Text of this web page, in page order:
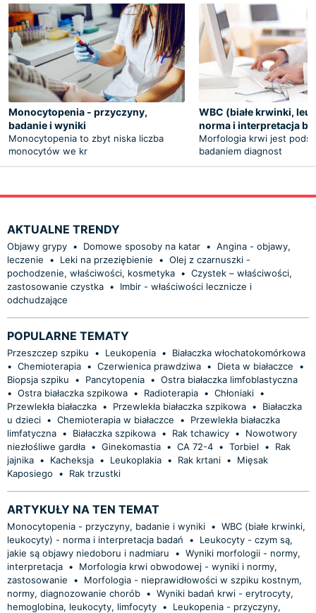
Monocytopenia - przyczyny,
badanie i wyniki
Monocytopenia to zbyt niska liczba
monocytów we kr
WBC (białe krwinki,
norma i interpretacja
Morfologia krwi jest
badaniem diagnost
AKTUALNE TRENDY
Objawy grypy • Domowe sposoby na katar • Angina - objawy,
leczenie
• Leki na przeziębienie • Olej z czarnuszki -
pochodzenie, właściwości, kosmetyka • Czystek – właściwości,
zastosowanie czystka •
Imbir - właściwości lecznicze i
odchudzające
POPULARNE TEMATY
Przeszczep szpiku • Leukopenia •
Białaczka włochatokomórkowa
• Chemioterapia • Czerwienica prawdziwa • Dieta w białaczce
•
Biopsja szpiku
• Pancytopenia • Ostra białaczka limfoblastyczna
• Ostra białaczka szpikowa • Radioterapia • Chłoniaki •
Przewlekła białaczka • Przewlekła białaczka szpikowa •
Białaczka
u dzieci • Chemioterapia w białaczce •
Przewlekła białaczka
limfatyczna • Białaczka szpikowa • Rak tchawicy •
Nowotwory
niezłośliwe gardła • Ginekomastia • CA 72-4 • Torbiel •
Rak
jajnika • Kacheksja • Leukoplakia • Rak krtani •
Mięsak
Kaposiego
• Rak trzustki
ARTYKUŁY NA TEN TEMAT
Monocytopenia - przyczyny, badanie i wyniki • WBC (białe krwinki,
leukocyty) - norma i interpretacja badań
•
Leukocyty - czym są,
jakie są objawy niedoboru i nadmiaru
• Wyniki morfologii - normy,
interpretacja •
Morfologia krwi obwodowej - wyniki i normy,
zastosowanie
•
Morfologia - nieprawidłowości w szpiku kostnym,
normy, diagnozowanie chorób • Wyniki badań krwi - erytrocyty,
hemoglobina, leukocyty, limfocyty •
Leukopenia - przyczyny,